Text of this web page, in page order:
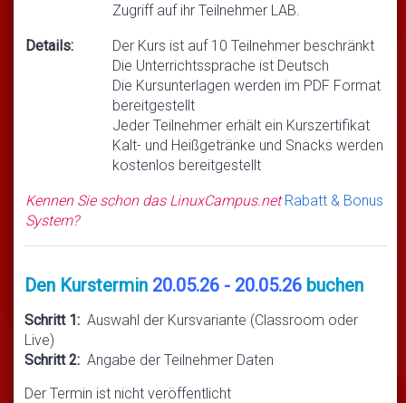
Zugriff auf ihr Teilnehmer LAB.
Details:
Der Kurs ist auf 10 Teilnehmer beschränkt
Die Unterrichtssprache ist Deutsch
Die Kursunterlagen werden im PDF Format
bereitgestellt
Jeder Teilnehmer erhält ein Kurszertifikat
Kalt- und Heißgetränke und Snacks werden
kostenlos bereitgestellt
Kennen Sie schon das LinuxCampus.netRabatt & Bonus
System?
Den Kurstermin 20.05.26 - 20.05.26 buchen
Schritt 1: Auswahl der Kursvariante (Classroom oder
Live)
Schritt 2: Angabe der Teilnehmer Daten
Der Termin ist nicht veröffentlicht